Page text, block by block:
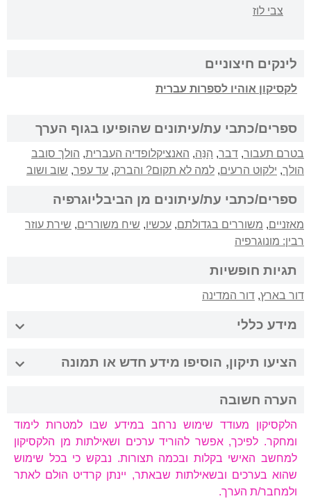
צבי לוז
לינקים חיצוניים
לקסיקון אוהיו לספרות עברית
ספרים/כתבי עת/עיתונים שהופיעו בגוף הערך
בטרם תעבור, דבר, הִנֵּה, האנציקלופדיה העברית, הולך סובב
הולך, ילקוט הרעים, למה לא תקום? והברק, עד עפר, שוב ושוב
ספרים/כתבי עת/עיתונים מן הביבליוגרפיה
מאזניים, משוררים בגדולתם, עכשיו, שיח משוררים, שירת עוזר
רבין: מונוגרפיה
תגיות חופשיות
דור בארץ, דור המדינה
מידע כללי
הציעו תיקון, הוסיפו מידע חדש או תמונה
הערה חשובה
הלקסיקון מעודד שימוש נרחב במידע שבו למטרות לימוד
ומחקר. לפיכך, אפשר להוריד ערכים ושאילתות מן הלקסיקון
למחשב האישי בקלות ובכמה תצורות. נבקש כי בכל שימוש
שהוא בערכים ובשאילתות שבאתר, יינתן קרדיט הולם לאתר
ולמחבר/ת הערך.